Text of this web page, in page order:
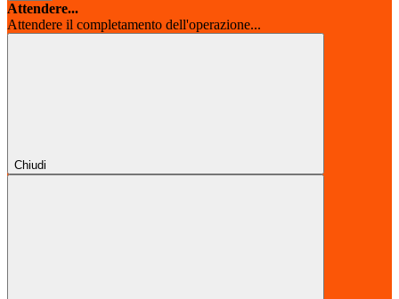
Attendere...
Attendere il completamento dell'operazione...
Chiudi